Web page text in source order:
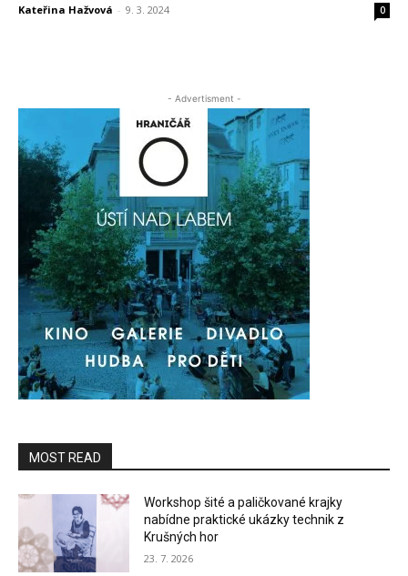
Kateřina Hažvová - 9. 3. 2024 0
- Advertisment -
MOST READ
Workshop šité a paličkované krajky
nabídne praktické ukázky technik z
Krušných hor
23. 7. 2026